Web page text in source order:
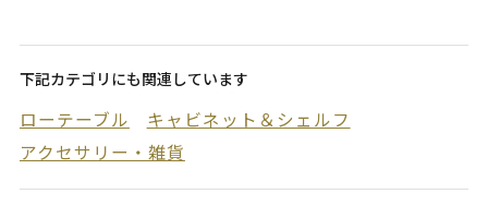
下記カテゴリにも関連しています
ローテーブル
キャビネット＆シェルフ
アクセサリー・雑貨